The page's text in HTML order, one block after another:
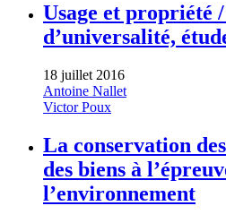
Usage et propriété
d’universalité,
18 juillet 2016
Antoine Nallet
Victor Poux
La conservation
des biens à
l’environnement